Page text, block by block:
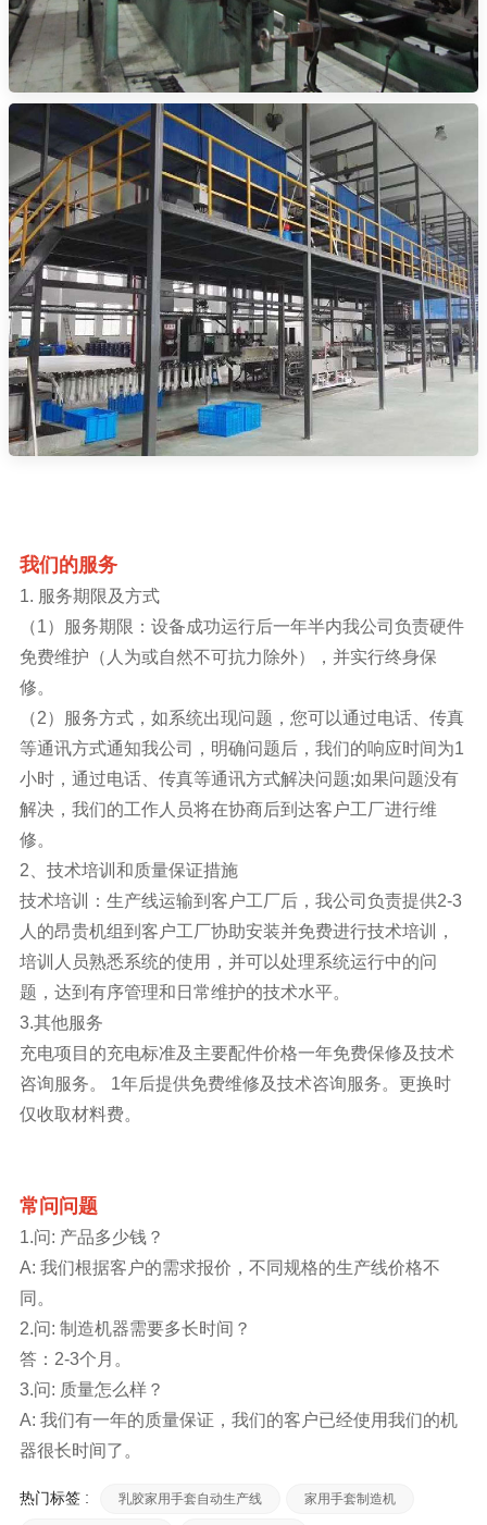
我们的服务
1. 服务期限及方式
（1）服务期限：设备成功运行后一年半内我公司负责硬件
免费维护（人为或自然不可抗力除外），并实行终身保
修。
（2）服务方式，如系统出现问题，您可以通过电话、传真
等通讯方式通知我公司，明确问题后，我们的响应时间为1
小时，通过电话、传真等通讯方式解决问题;如果问题没有
解决，我们的工作人员将在协商后到达客户工厂进行维
修。
2、技术培训和质量保证措施
技术培训：生产线运输到客户工厂后，我公司负责提供2-3
人的昂贵机组到客户工厂协助安装并免费进行技术培训，
培训人员熟悉系统的使用，并可以处理系统运行中的问
题，达到有序管理和日常维护的技术水平。
3.其他服务
充电项目的充电标准及主要配件价格一年免费保修及技术
咨询服务。 1年后提供免费维修及技术咨询服务。更换时
仅收取材料费。
常问问题
1.问: 产品多少钱？
A: 我们根据客户的需求报价，不同规格的生产线价格不
同。
2.问: 制造机器需要多长时间？
答：2-3个月。
3.问: 质量怎么样？
A: 我们有一年的质量保证，我们的客户已经使用我们的机
器很长时间了。
热门标签 : 乳胶家用手套自动生产线 家用手套制造机